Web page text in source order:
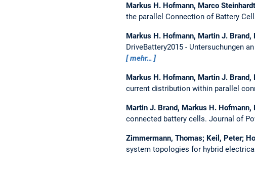
Markus H. Hofmann, Marco
the parallel Connection of Battery
Markus H. Hofmann, Martin J.
DriveBattery2015 - Untersuchungen
mehr…
Markus H. Hofmann, Martin J. Brand,
current distribution within parallel
Martin J. Brand, Markus H. Hofmann,
connected battery cells. Journal of
Zimmermann, Thomas; Keil, Peter;
system topologies for hybrid